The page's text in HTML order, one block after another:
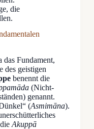
die
das Fundament,
des geistigen
benennt die
(Nicht-
genannt.
(Asmimāna).
Akuppā